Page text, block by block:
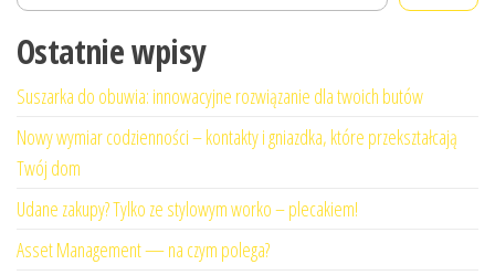
Ostatnie wpisy
Suszarka do obuwia: innowacyjne rozwiązanie dla twoich butów
Nowy wymiar codzienności – kontakty i gniazdka, które przekształcają
Twój dom
Udane zakupy? Tylko ze stylowym worko – plecakiem!
Asset Management — na czym polega?